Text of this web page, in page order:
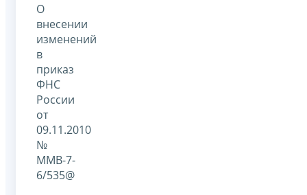
О
внесении
изменений
в
приказ
ФНС
России
от
09.11.2010
№
ММВ-7-
6/535@